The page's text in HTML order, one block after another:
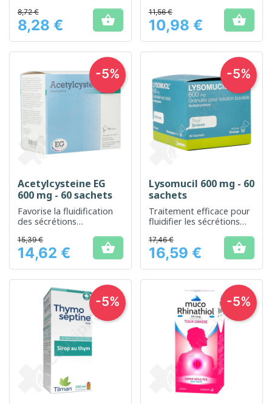
respiration
Prix
8,72 €
8,28 €  Prix
11,56 €
10,98 € 
Acetylcysteine EG
600 mg - 60 sachets
Favorise la fluidification
des sécrétions
meilleur confort
respiratoire
Prix
15,39 €
14,62 € 
-5%
Lysomucil 600 mg - 60
sachets
Traitement efficace pour
fluidifier les sécrétions
Prix
17,46 €
16,59 € 
-5%
-5% -5%